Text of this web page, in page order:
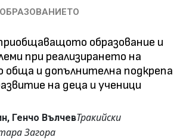
образование и
при реализирането на
и допълнителна подкрепа
на деца и ученици
Генчо ВълчевТракийски
Загора